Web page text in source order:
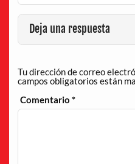
Deja una respuesta
Tu dirección de correo
campos obligatorios están
Comentario*